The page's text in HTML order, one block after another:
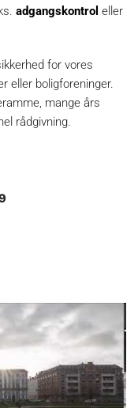
adgangskontrol eller
for vores
eller boligforeninger.
mange års
rådgivning.